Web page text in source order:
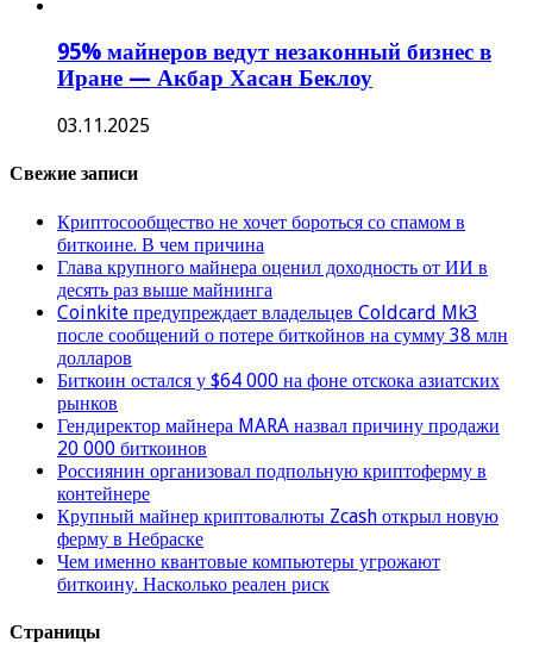
95% майнеров ведут незаконный бизнес в
Иране — Акбар Хасан Беклоу
03.11.2025
Свежие записи
Криптосообщество не хочет бороться со спамом в
биткоине. В чем причина
Глава крупного майнера оценил доходность от ИИ в
десять раз выше майнинга
Coinkite предупреждает владельцев Coldcard Mk3
после сообщений о потере биткойнов на сумму 38 млн
долларов
Биткоин остался у $64 000 на фоне отскока азиатских
рынков
Гендиректор майнера MARA назвал причину продажи
20 000 биткоинов
Россиянин организовал подпольную криптоферму в
контейнере
Крупный майнер криптовалюты Zcash открыл новую
ферму в Небраске
Чем именно квантовые компьютеры угрожают
биткоину. Насколько реален риск
Страницы